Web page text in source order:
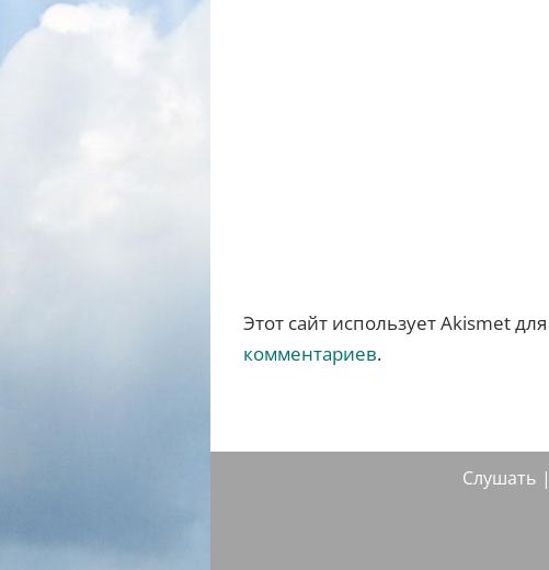
Этот сайт использует Akismet
комментариев.
Слушать